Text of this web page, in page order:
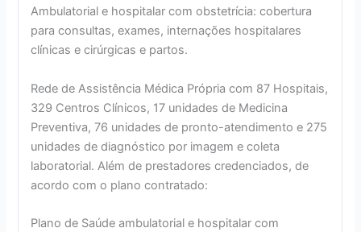
Ambulatorial e hospitalar com obstetrícia: cobertura
para consultas, exames, internações hospitalares
clínicas e cirúrgicas e partos.
Rede de Assistência Médica Própria com 87 Hospitais,
329 Centros Clínicos, 17 unidades de Medicina
Preventiva, 76 unidades de pronto-atendimento e 275
unidades de diagnóstico por imagem e coleta
laboratorial. Além de prestadores credenciados, de
acordo com o plano contratado:
Plano de Saúde ambulatorial e hospitalar com